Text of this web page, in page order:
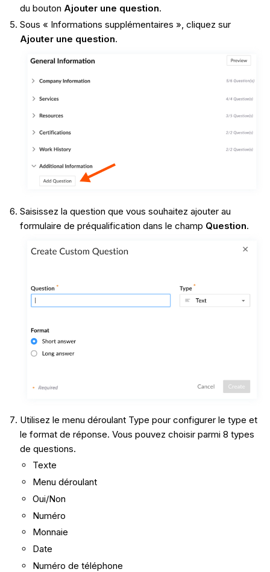
du bouton Ajouter une question.
Sous « Informations supplémentaires », cliquez sur
Ajouter une question.
Saisissez la question que vous souhaitez ajouter au
formulaire de préqualification dans le champ Question.
Utilisez le menu déroulant Type pour configurer le type et
le format de réponse. Vous pouvez choisir parmi 8 types
de questions.
Texte
Menu déroulant
Oui/Non
Numéro
Monnaie
Date
Numéro de téléphone